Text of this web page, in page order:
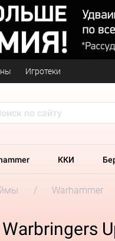
Игротеки
ККИ
Warhammer